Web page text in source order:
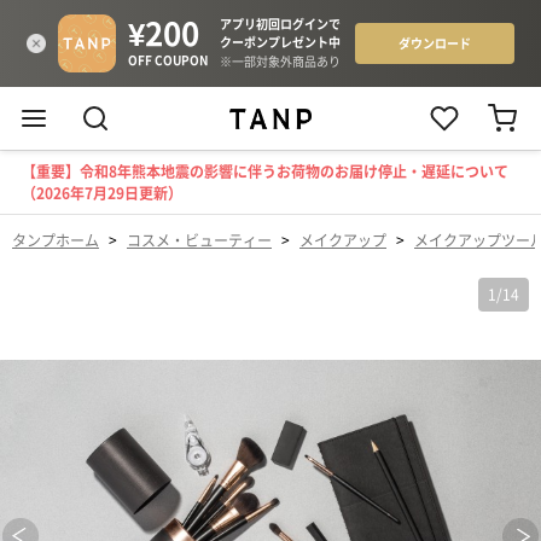
【重要】令和8年熊本地震の影響に伴うお荷物のお届け停止・遅延について
（2026年7月29日更新）
タンプホーム > コスメ・ビューティー > メイクアップ > メイクアップツー
1 /14